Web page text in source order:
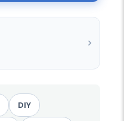
DIY